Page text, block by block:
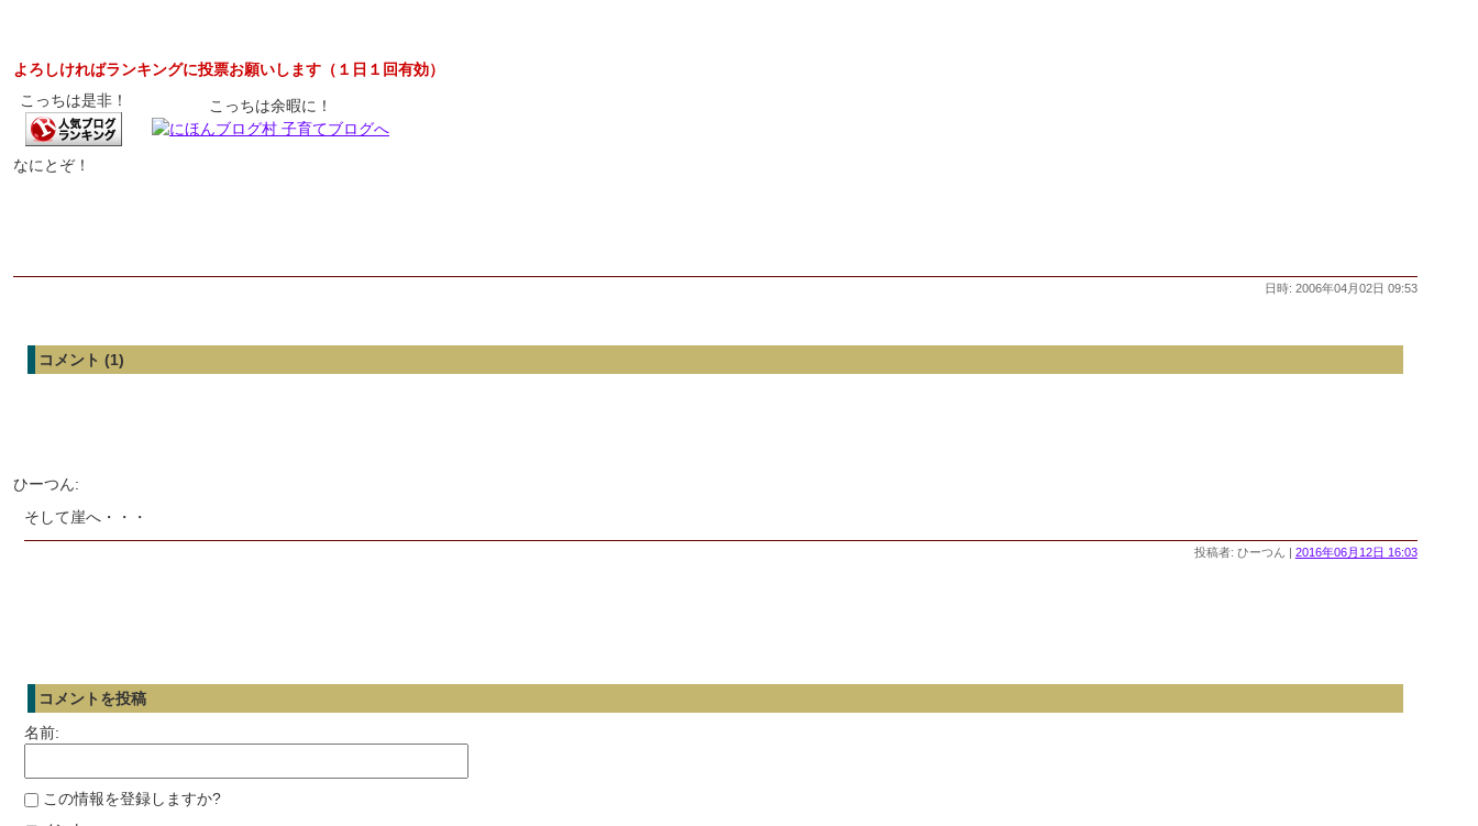
よろしければランキングに投票お願いします（１日１回有効）
こっちは是非！
こっちは余暇に！
なにとぞ！
日時: 2006年04月02日 09:53
コメント (1)
ひーつん:
そして崖へ・・・
投稿者: ひーつん | 2016年06月12日 16:03
コメントを投稿
名前:
この情報を登録しますか?